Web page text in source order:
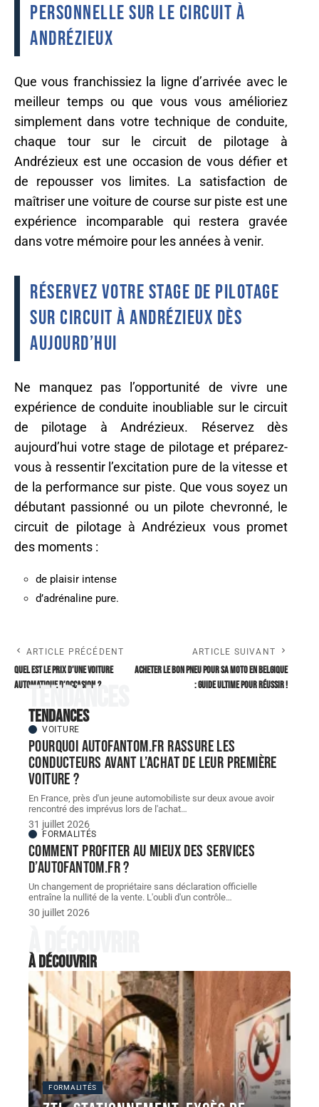
personnelle sur le circuit à
Andrézieux
Que vous franchissiez la ligne d’arrivée avec le
meilleur temps ou que vous vous amélioriez
simplement dans votre technique de conduite,
chaque tour sur le circuit de pilotage à
Andrézieux est une occasion de vous défier et
de repousser vos limites. La satisfaction de
maîtriser une voiture de course sur piste est une
expérience incomparable qui restera gravée
dans votre mémoire pour les années à venir.
Réservez votre stage de pilotage
sur circuit à Andrézieux dès
aujourd’hui
Ne manquez pas l’opportunité de vivre une
expérience de conduite inoubliable sur le circuit
de pilotage à Andrézieux. Réservez dès
aujourd’hui votre stage de pilotage et préparez-
vous à ressentir l’excitation pure de la vitesse et
de la performance sur piste. Que vous soyez un
débutant passionné ou un pilote chevronné, le
circuit de pilotage à Andrézieux vous promet
des moments :
de plaisir intense
d’adrénaline pure.
ARTICLE PRÉCÉDENT
Quel est le prix d’une voiture
automatique d’occasion ?
ARTICLE SUIVANT
Acheter le bon pneu pour sa moto en Belgique
: guide ultime pour réussir !
Tendances
Tendances
VOITURE
Pourquoi autofantom.fr rassure les
conducteurs avant l’achat de leur première
voiture ?
En France, près d'un jeune automobiliste sur deux avoue avoir
rencontré des imprévus lors de l'achat…
31 juillet 2026
FORMALITÉS
Comment profiter au mieux des services
d’autofantom.fr ?
Un changement de propriétaire sans déclaration officielle
entraîne la nullité de la vente. L'oubli d'un contrôle…
30 juillet 2026
À découvrir
À découvrir
FORMALITÉS